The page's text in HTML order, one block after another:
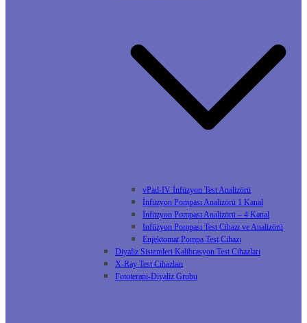
vPad-IV İnfüzyon Test Analizörü
İnfüzyon Pompası Analizörü 1 Kanal
İnfüzyon Pompası Analizörü – 4 Kanal
Infüzyon Pompası Test Cihazı ve Analizörü
Enjektomat Pompa Test Cihazı
Diyaliz Sistemleri Kalibrasyon Test Cihazları
X-Ray Test Cihazları
Fototerapi-Diyaliz Grubu